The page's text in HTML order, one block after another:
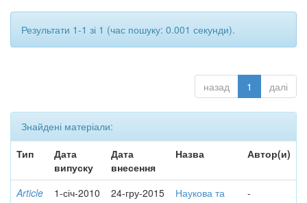
Результати 1-1 зі 1 (час пошуку: 0.001 секунди).
назад 1 далі
Знайдені матеріали:
Тип
Дата
випуску
Дата
внесення
Назва Автор(и)
Article 1-січ-2010 24-гру-2015
Наукова та
-